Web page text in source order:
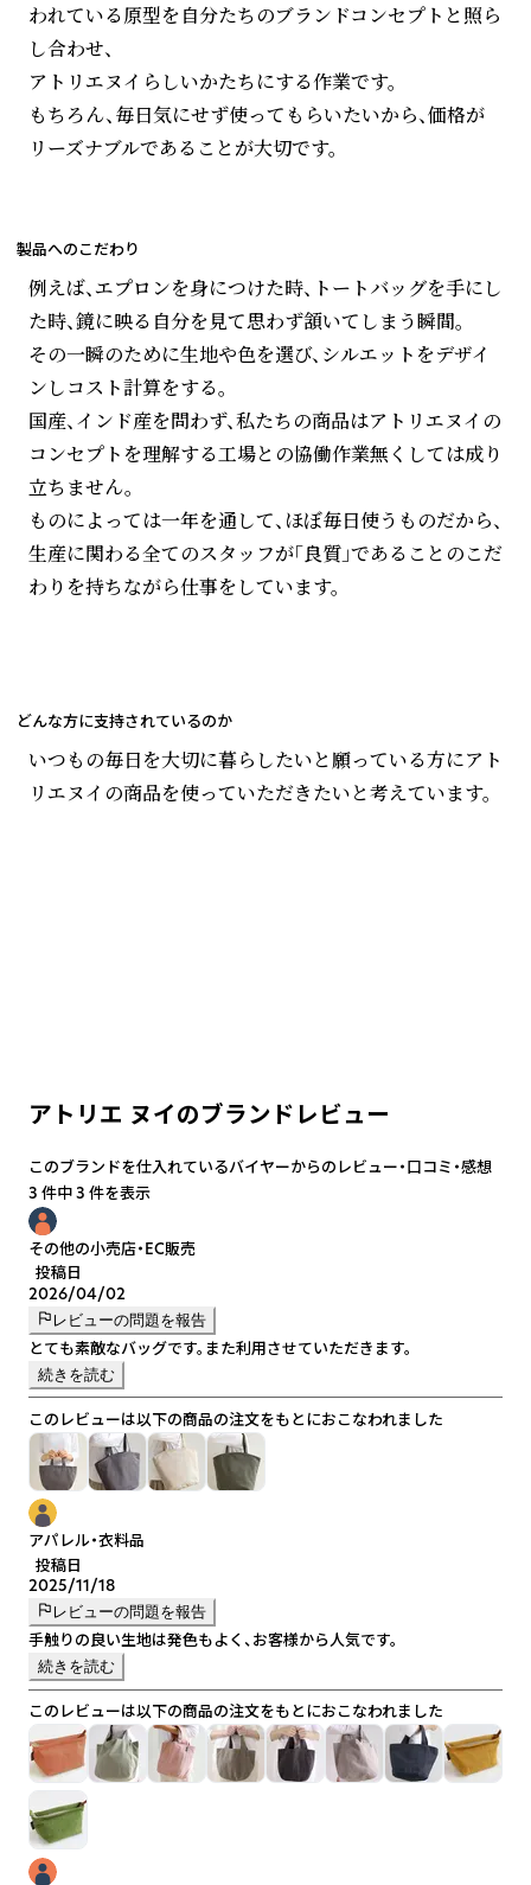
われている原型を自分たちのブランドコンセプトと照ら
し合わせ、
アトリエヌイらしいかたちにする作業です。
もちろん、毎日気にせず使ってもらいたいから、価格が
リーズナブルであることが大切です。
製品へのこだわり
例えば、エプロンを身につけた時、トートバッグを手にし
た時、鏡に映る自分を見て思わず頷いてしまう瞬間。
その一瞬のために生地や色を選び、シルエットをデザイ
ンしコスト計算をする。
国産、インド産を問わず、私たちの商品はアトリエヌイの
コンセプトを理解する工場との協働作業無くしては成り
立ちません。
ものによっては一年を通して、ほぼ毎日使うものだから、
生産に関わる全てのスタッフが「良質」であることのこだ
わりを持ちながら仕事をしています。
どんな方に支持されているのか
いつもの毎日を大切に暮らしたいと願っている方にアト
リエヌイの商品を使っていただきたいと考えています。
アトリエ ヌイのブランドレビュー
このブランドを仕入れているバイヤーからのレビュー・口コミ・感想
3 件中 3 件を表示
その他の小売店・EC販売
投稿日
2026/04/02
レビューの問題を報告
とても素敵なバッグです。また利用させていただきます。
続きを読む
このレビューは以下の商品の注文をもとにおこなわれました
アパレル・衣料品
投稿日
2025/11/18
レビューの問題を報告
手触りの良い生地は発色もよく、お客様から人気です。
続きを読む
このレビューは以下の商品の注文をもとにおこなわれました